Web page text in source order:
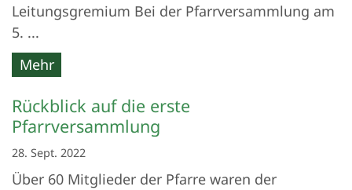
Leitungsgremium Bei der Pfarrversammlung am
5. ...
Mehr
Rückblick auf die erste
Pfarrversammlung
28. Sept. 2022
Über 60 Mitglieder der Pfarre waren der